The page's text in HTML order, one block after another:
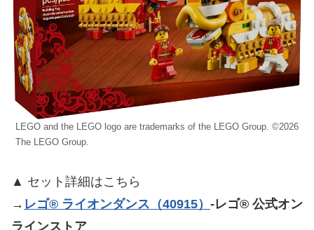
LEGO and the LEGO logo are trademarks of the LEGO Group. ©2026
The LEGO Group.
▲ セット詳細はこちら
→ レゴ® ライオンダンス（40915） -レゴ® 公式オン
ラインストア